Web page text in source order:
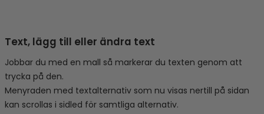
Text, lägg till eller ändra text
Jobbar du med en mall så markerar du texten genom att
trycka på den.
Menyraden med textalternativ som nu visas nertill på sidan
kan scrollas i sidled för samtliga alternativ.